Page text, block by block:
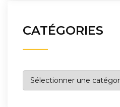
CATÉGORIES
Catégories